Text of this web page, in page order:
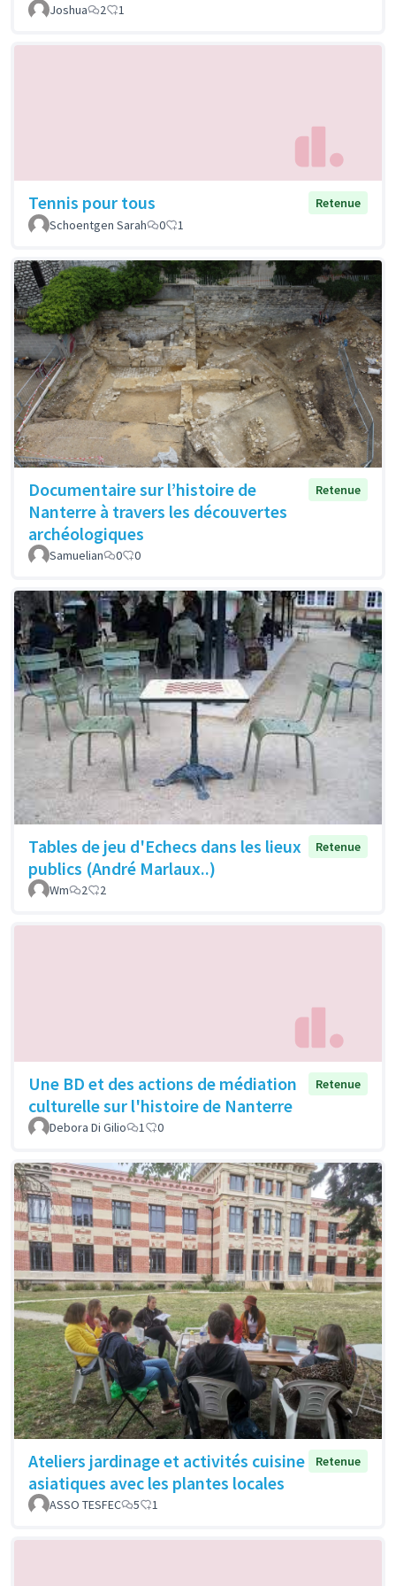
Joshua 2 1
Tennis pour tous
Retenue
Schoentgen Sarah
0 1
Documentaire sur l’histoire de
Nanterre à travers les découvertes
archéologiques
Retenue
Samuelian 0 0
Tables de jeu d'Echecs dans les lieux
publics (André Marlaux..)
Retenue
Wm 2 2
Une BD et des actions de médiation
culturelle sur l'histoire de Nanterre
Retenue
Debora Di Gilio 1 0
Ateliers jardinage et activités cuisine
asiatiques avec les plantes locales
Retenue
ASSO TESFEC 5 1